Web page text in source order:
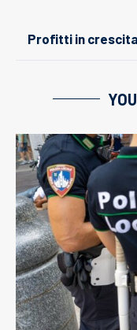
Profitti in